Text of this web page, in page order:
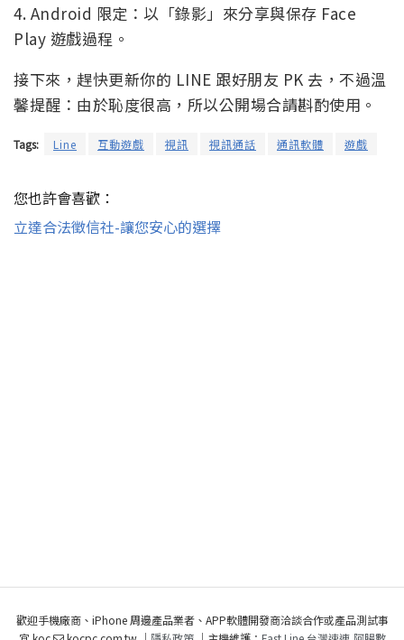
4. Android 限定：以「錄影」來分享與保存 Face
Play 遊戲過程。
接下來，趕快更新你的 LINE 跟好朋友 PK 去，不過溫
馨提醒：由於恥度很高，所以公開場合請斟酌使用。
Tags: Line 互動遊戲 視訊 視訊通話 通訊軟體 遊戲
您也許會喜歡：
立達合法徵信社-讓您安心的選擇
歡迎手機廠商、iPhone 周邊產品業者、APP軟體開發商洽談合作或產品測試事